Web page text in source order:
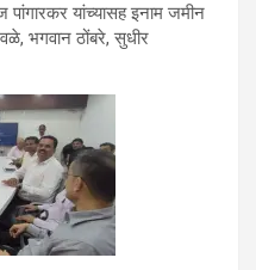
यांच्यासह इनाम जमीन
भगवान ठोंबरे, सुधीर